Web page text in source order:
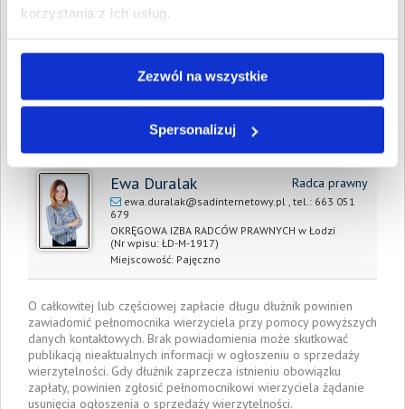
korzystania z ich usług.
Zezwól na wszystkie
Spersonalizuj
Prawomocny nakaz
22 maja 2025
Pełnomocnik wierzyciela:
Ewa Duralak Radca prawny
ewa.duralak@sadinternetowy.pl , tel.: 663 051
679
OKRĘGOWA IZBA RADCÓW PRAWNYCH w Łodzi
(Nr wpisu: ŁD-M-1917)
Miejscowość: Pajęczno
O całkowitej lub częściowej zapłacie długu dłużnik powinien
zawiadomić pełnomocnika wierzyciela przy pomocy powyższych
danych kontaktowych. Brak powiadomienia może skutkować
publikacją nieaktualnych informacji w ogłoszeniu o sprzedaży
wierzytelności. Gdy dłużnik zaprzecza istnieniu obowiązku
zapłaty, powinien zgłosić pełnomocnikowi wierzyciela żądanie
usunięcia ogłoszenia o sprzedaży wierzytelności.